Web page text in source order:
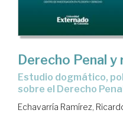
Derecho Penal y
Estudio dogmático, político criminal y criminológico
sobre el Derecho
Echavarría Ramírez,